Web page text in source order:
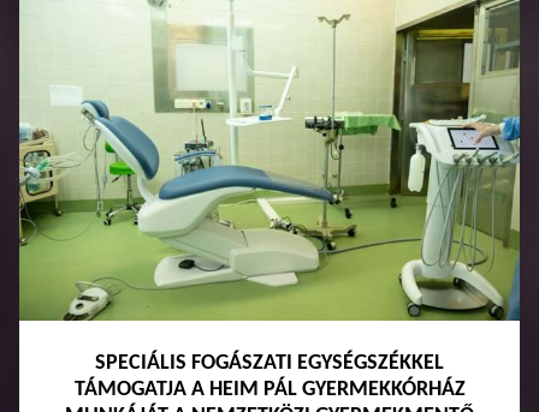
SPECIÁLIS FOGÁSZATI EGYSÉGSZÉKKEL
TÁMOGATJA A HEIM PÁL GYERMEKKÓRHÁZ